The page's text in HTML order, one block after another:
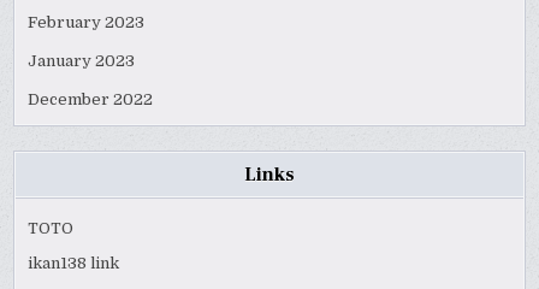
February 2023
January 2023
December 2022
Links
TOTO
ikan138 link